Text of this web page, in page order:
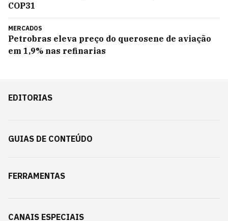
COP31
MERCADOS
Petrobras eleva preço do querosene de aviação
em 1,9% nas refinarias
EDITORIAS
GUIAS DE CONTEÚDO
FERRAMENTAS
CANAIS ESPECIAIS